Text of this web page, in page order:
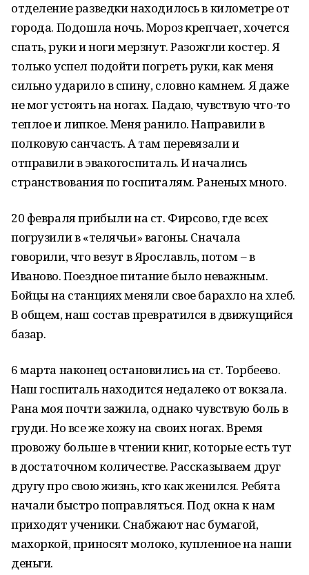
отделение разведки находилось в километре от
города. Подошла ночь. Мороз крепчает, хочется
спать, руки и ноги мерзнут. Разожгли костер. Я
только успел подойти погреть руки, как меня
сильно ударило в спину, словно камнем. Я даже
не мог устоять на ногах. Падаю, чувствую что-то
теплое и липкое. Меня ранило. Направили в
полковую санчасть. А там перевязали и
отправили в эвакогоспиталь. И начались
странствования по госпиталям. Раненых много.
20 февраля прибыли на ст. Фирсово, где всех
погрузили в «телячьи» вагоны. Сначала
говорили, что везут в Ярославль, потом – в
Иваново. Поездное питание было неважным.
Бойцы на станциях меняли свое барахло на хлеб.
В общем, наш состав превратился в движущийся
базар.
6 марта наконец остановились на ст. Торбеево.
Наш госпиталь находится недалеко от вокзала.
Рана моя почти зажила, однако чувствую боль в
груди. Но все же хожу на своих ногах. Время
провожу больше в чтении книг, которые есть тут
в достаточном количестве. Рассказываем друг
другу про свою жизнь, кто как женился. Ребята
начали быстро поправляться. Под окна к нам
приходят ученики. Снабжают нас бумагой,
махоркой, приносят молоко, купленное на наши
деньги.